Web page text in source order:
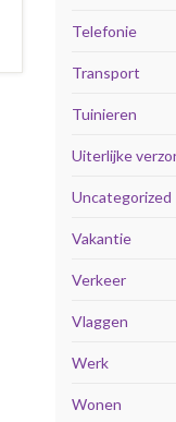
Telefonie
Transport
Tuinieren
Uiterlijke
Uncategorized
Vakantie
Verkeer
Vlaggen
Werk
Wonen